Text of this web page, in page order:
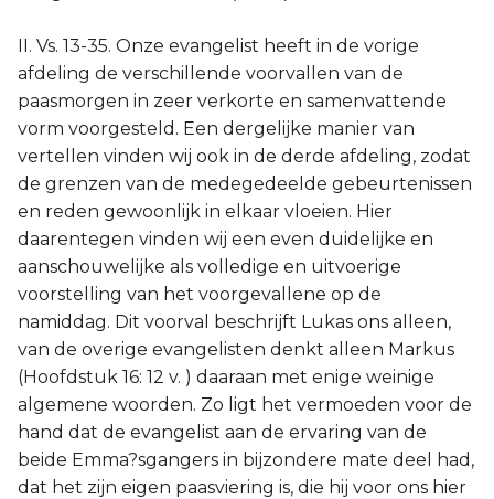
II. Vs. 13-35. Onze evangelist heeft in de vorige
afdeling de verschillende voorvallen van de
paasmorgen in zeer verkorte en samenvattende
vorm voorgesteld. Een dergelijke manier van
vertellen vinden wij ook in de derde afdeling, zodat
de grenzen van de medegedeelde gebeurtenissen
en reden gewoonlijk in elkaar vloeien. Hier
daarentegen vinden wij een even duidelijke en
aanschouwelijke als volledige en uitvoerige
voorstelling van het voorgevallene op de
namiddag. Dit voorval beschrijft Lukas ons alleen,
van de overige evangelisten denkt alleen Markus
(Hoofdstuk 16: 12 v. ) daaraan met enige weinige
algemene woorden. Zo ligt het vermoeden voor de
hand dat de evangelist aan de ervaring van de
beide Emma?sgangers in bijzondere mate deel had,
dat het zijn eigen paasviering is, die hij voor ons hier